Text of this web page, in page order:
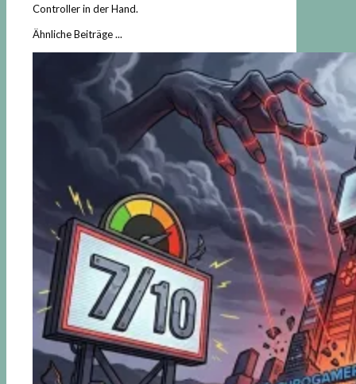
Controller in der Hand.
Ähnliche Beiträge ...